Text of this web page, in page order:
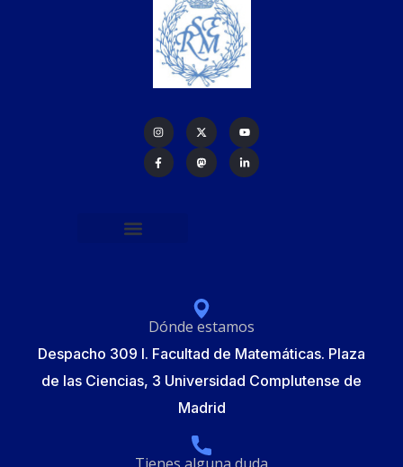
Dónde estamos
Despacho 309 I. Facultad de Matemáticas. Plaza
de las Ciencias, 3 Universidad Complutense de
Madrid